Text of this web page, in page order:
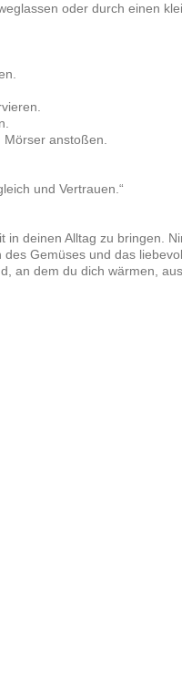
oder durch einen
anstoßen.
und Vertrauen.“
in deinen Alltag zu bringen.
Gemüses und das
an dem du dich wärmen,